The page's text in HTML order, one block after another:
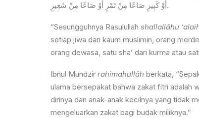
أَوْ كَبِيرٍ صَاعًا مِنْ تَمْرٍ أَوْ صَاعًا مِنْ شَعِيرٍ.
“Sesungguhnya Rasulullah shallallâhu
setiap jiwa dari kaum muslimin, orang
orang dewasa, satu sha’ dari kurma atau
Ibnul Mundzir rahimahullâh berkata,
ulama bersepakat bahwa zakat fitri adalah
dirinya dan anak-anak kecilnya yang tidak
mengeluarkan zakat bagi budak miliknya.”